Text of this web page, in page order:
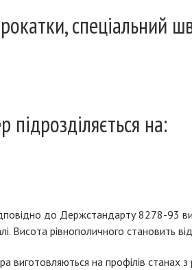
спеціальний
підрозділяється на:
до Держстандарту 8278-93
Висота рівнополичного
виготовляються на профілів станах